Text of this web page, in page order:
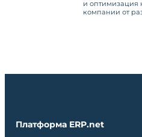
и оптимизация
компании от
Платформа ERP.net